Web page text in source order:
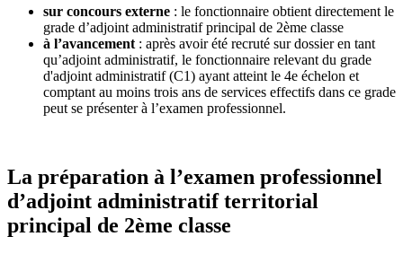
sur concours externe : le fonctionnaire obtient directement le
grade d’adjoint administratif principal de 2ème classe
à l’avancement : après avoir été recruté sur dossier en tant
qu’adjoint administratif, le fonctionnaire relevant du grade
d'adjoint administratif (C1) ayant atteint le 4e échelon et
comptant au moins trois ans de services effectifs dans ce grade
peut se présenter à l’examen professionnel.
La préparation à l’examen professionnel
d’adjoint administratif territorial
principal de 2ème classe